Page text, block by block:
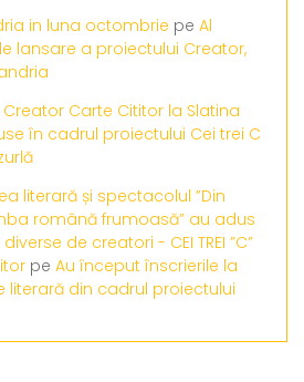
in luna octombrie pe Al
lansare a proiectului Creator,
Carte Cititor la Slatina
în cadrul proiectului Cei trei C
literară și spectacolul ”Din
română frumoasă” au adus
de creatori - CEI TREI ”C”
pe Au început înscrierile la
literară din cadrul proiectului